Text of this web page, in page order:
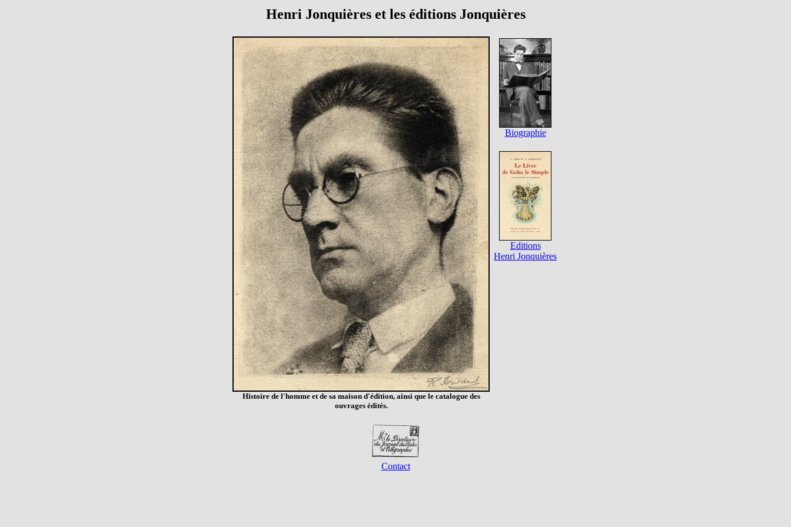
Henri Jonquières et les éditions Jonquières
Histoire de l'homme et de sa maison d'édition, ainsi que le catalogue des
ouvrages édités.
Biographie
Editions
Henri Jonquières
Contact